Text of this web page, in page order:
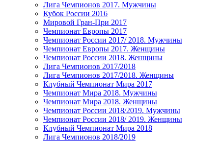
Лига Чемпионов 2017. Мужчины
Кубок России 2016
Мировой Гран-При 2017
Чемпионат Европы 2017
Чемпионат России 2017/ 2018. Мужчины
Чемпионат Европы 2017. Женщины
Чемпионат России 2018. Женщины
Лига Чемпионов 2017/2018
Лига Чемпионов 2017/2018. Женщины
Клубный Чемпионат Мира 2017
Чемпионат Мира 2018. Мужчины
Чемпионат Мира 2018. Женщины
Чемпионат России 2018/2019. Мужчины
Чемпионат России 2018/ 2019. Женщины
Клубный Чемпионат Мира 2018
Лига Чемпионов 2018/2019